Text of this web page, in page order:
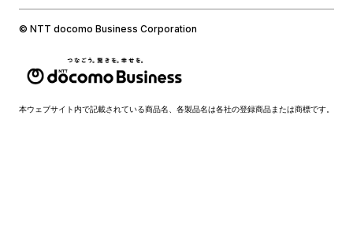
© NTT docomo Business Corporation
本ウェブサイト内で記載されている商品名、各製品名は各社の登録商品または商標です。